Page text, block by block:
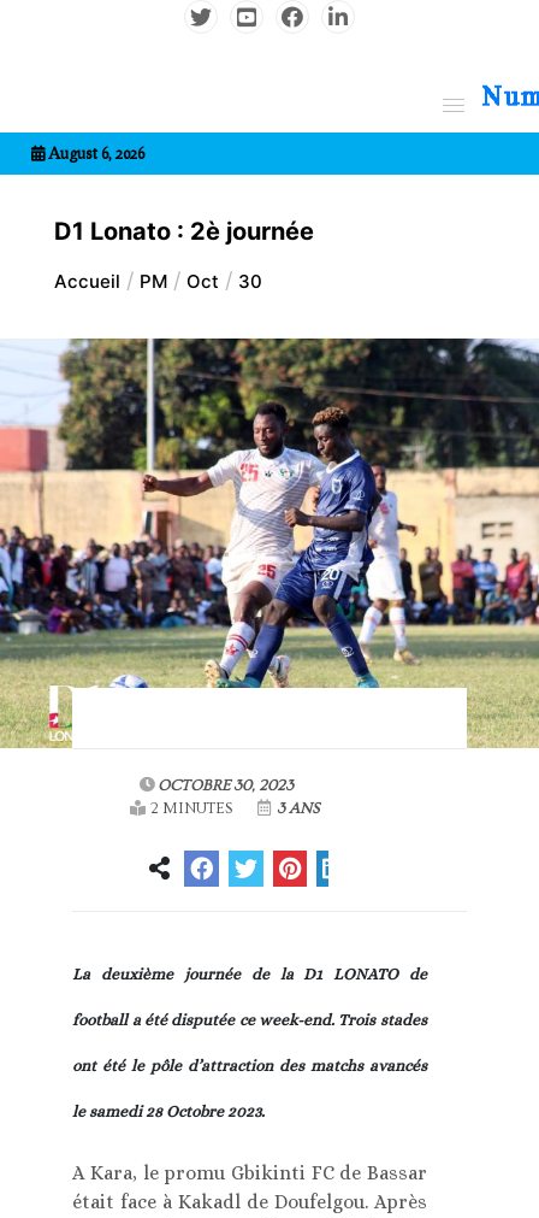
August 6, 2026
D1 Lonato : 2è journée
Accueil PM Oct 30
OCTOBRE 30, 2023
2 MINUTES
3 ANS
La deuxième journée de la D1 LONATO de
football a été disputée ce week-end. Trois stades
ont été le pôle d’attraction des matchs avancés
le samedi 28 Octobre 2023.
A Kara, le promu Gbikinti FC de Bassar
était face à Kakadl de Doufelgou. Après